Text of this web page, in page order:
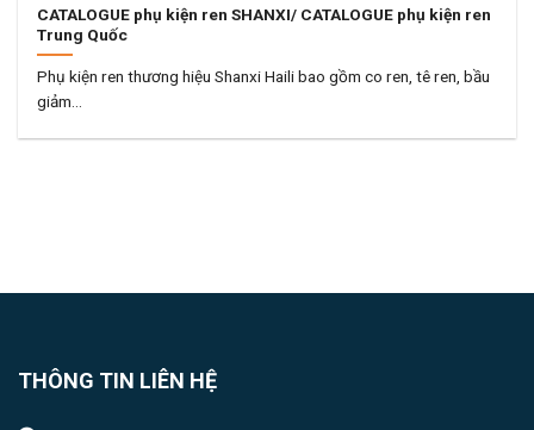
CATALOGUE phụ kiện ren SHANXI/ CATALOGUE phụ kiện ren
Trung Quốc
Phụ kiện ren thương hiệu Shanxi Haili bao gồm co ren, tê ren, bầu
giảm...
THÔNG TIN LIÊN HỆ